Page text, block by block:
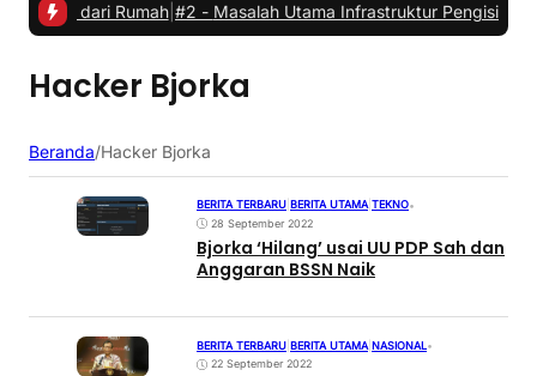
dari Rumah| #2 -Masalah Utama Infrastruktur Pengisian Daya
Hacker Bjorka
Beranda/Hacker Bjorka
BERITA TERBARU BERITA UTAMA TEKNO•
28 September 2022
Bjorka ‘Hilang’ usai UU PDP Sah dan
Anggaran BSSN Naik
BERITA TERBARU BERITA UTAMA NASIONAL•
22 September 2022